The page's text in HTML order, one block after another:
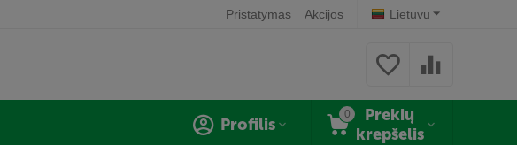
Lietuvu
Pristatymas Akcijos
0
Prekių
krepšelis
Profilis